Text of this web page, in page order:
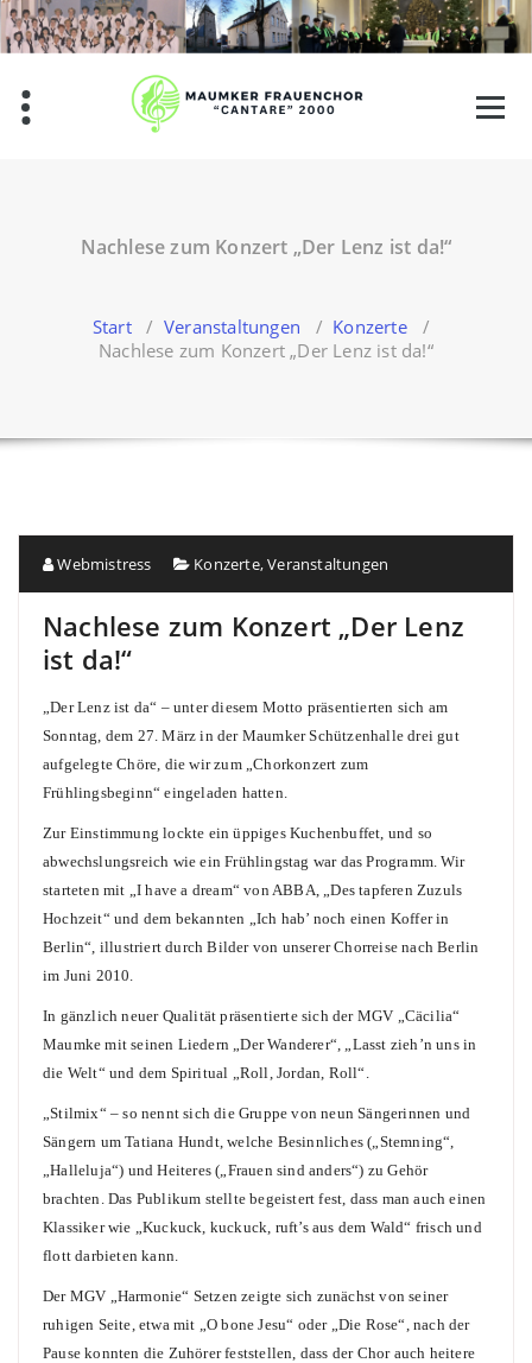
Zum
Inhalt
springen
Nachlese zum Konzert „Der Lenz ist da!“
Start/Veranstaltungen / Konzerte/
Nachlese zum Konzert „Der Lenz ist da!“
Webmistress Konzerte,Veranstaltungen
Nachlese zum Konzert „Der Lenz
ist da!“
„Der Lenz ist da“ – unter diesem Motto präsentierten sich am
Sonntag, dem 27. März in der Maumker Schützenhalle drei gut
aufgelegte Chöre, die wir zum „Chorkonzert zum
Frühlingsbeginn“ eingeladen hatten.
Zur Einstimmung lockte ein üppiges Kuchenbuffet, und so
abwechslungsreich wie ein Frühlingstag war das Programm. Wir
starteten mit „I have a dream“ von ABBA, „Des tapferen Zuzuls
Hochzeit“ und dem bekannten „Ich hab’ noch einen Koffer in
Berlin“, illustriert durch Bilder von unserer Chorreise nach Berlin
im Juni 2010.
In gänzlich neuer Qualität präsentierte sich der MGV „Cäcilia“
Maumke mit seinen Liedern „Der Wanderer“, „Lasst zieh’n uns in
die Welt“ und dem Spiritual „Roll, Jordan, Roll“.
„Stilmix“ – so nennt sich die Gruppe von neun Sängerinnen und
Sängern um Tatiana Hundt, welche Besinnliches („Stemning“,
„Halleluja“) und Heiteres („Frauen sind anders“) zu Gehör
brachten. Das Publikum stellte begeistert fest, dass man auch einen
Klassiker wie „Kuckuck, kuckuck, ruft’s aus dem Wald“ frisch und
flott darbieten kann.
Der MGV „Harmonie“ Setzen zeigte sich zunächst von seiner
ruhigen Seite, etwa mit „O bone Jesu“ oder „Die Rose“, nach der
Pause konnten die Zuhörer feststellen, dass der Chor auch heitere